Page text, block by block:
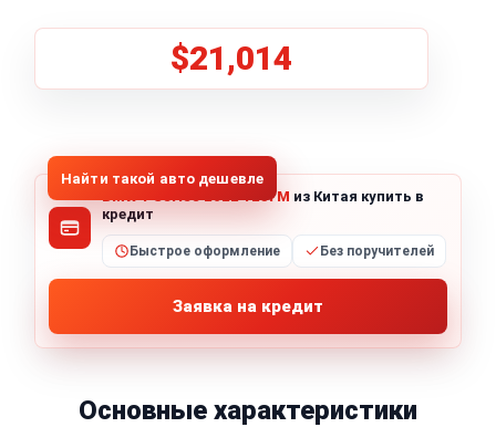
$21,014
Найти такой авто дешевле
BMW 1 Series 2022 125i M из Китая купить в
кредит
Быстрое оформление Без поручителей
Заявка на кредит
Основные характеристики